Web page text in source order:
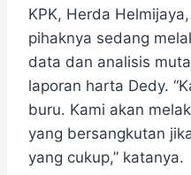
KPK, Herda
pihaknya sedang
data dan analisis
laporan harta Dedy.
buru. Kami akan
yang bersangkutan
yang cukup,” katanya.